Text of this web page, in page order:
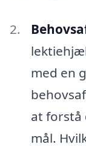
med en
at forstå
mål.